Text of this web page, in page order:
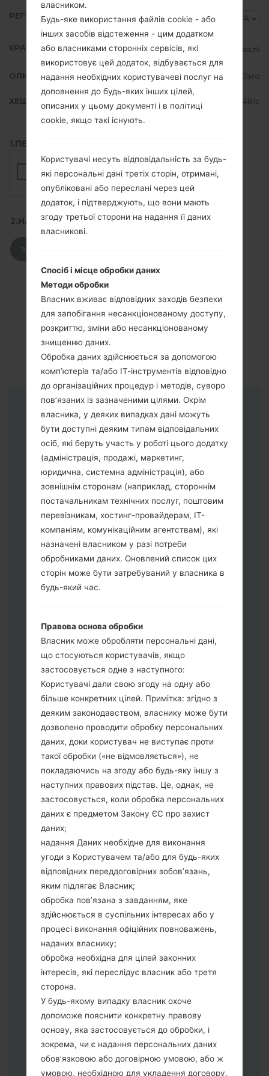
РЕГІОН ZTA
КРАЇНА Brazil
ОПИС Claro
ХЕШ 75361cd364a28c21b9f2b7a0f09c481c
1.ПЕРЕВІРТИ НАЯВНІСТЬ RECAPTCHA
2.НАТИСНІТЬ, ЩОБ ЗАВАНТАЖИТИ
Інструкції
прошивки.
Вам потрібно 1 (Вибрати 1 файл
прошивки тут) або 5 (Вибрати 5 файл
прошивки тут) файлів для прошивки:
AP: "System & Recovery"
CP: "Modem & Radio"
CSC_***: "Country & Region & Operator"
HOME_CSC_***: "Country & Region &
Operator"
Додайте усі файли у програму Odin 3.
Якщо ви хочете прошити телефон та
скинути до заводських налаштувань
оберіть CSC_***, у іншому випадку
виберіть HOME_CSC_*** для
збереження Ваших даних.
Тепер вимкніть пристрій і увійдіть у
"Download" режим. Усі методи як це
зробити:
Натисніть та утримуйти клавіші:
живлення, збільшення гучності та Bixbi.
Натисніть та утримуйте клавіші:
зменшення та збільшення гучності.
Підключивши телефон до ПК
використовуючи USB кабель.
Натисніть та утримуйти клавіші:
живлення, збільшення гучності та
додому.
Підключіть USB кабель та натисніть
клавіші: зменшення звуку та Bixbi.
Натисніть та утримуйти клавіші:
живлення та збільшення гучності.
власником.
Будь-яке використання файлів cookie - або
інших засобів відстеження - цим додатком
або власниками сторонніх сервісів, які
використовує цей додаток, відбувається для
надання необхідних користувачеві послуг на
доповнення до будь-яких інших цілей,
описаних у цьому документі і в політиці
cookie, якщо такі існують.
Користувачі несуть відповідальність за будь-
які персональні дані третіх сторін, отримані,
опубліковані або переслані через цей
додаток, і підтверджують, що вони мають
згоду третьої сторони на надання її даних
власникові.
Спосіб і місце обробки даних
Методи обробки
Власник вживає відповідних заходів безпеки
для запобігання несанкціонованому доступу,
розкриттю, зміни або несанкціонованому
знищенню даних.
Обробка даних здійснюється за допомогою
комп’ютерів та/або ІТ-інструментів відповідно
до організаційних процедур і методів, суворо
пов’язаних із зазначеними цілями. Окрім
власника, у деяких випадках дані можуть
бути доступні деяким типам відповідальних
осіб, які беруть участь у роботі цього додатку
(адміністрація, продажі, маркетинг,
юридична, системна адміністрація), або
зовнішнім сторонам (наприклад, стороннім
постачальникам технічних послуг, поштовим
перевізникам, хостинг-провайдерам, ІТ-
компаніям, комунікаційним агентствам), які
назначені власником у разі потреби
обробниками даних. Оновлений список цих
сторін може бути затребуваний у власника в
будь-який час.
Правова основа обробки
Власник може обробляти персональні дані,
що стосуються користувачів, якщо
застосовується одне з наступного:
Користувачі дали свою згоду на одну або
більше конкретних цілей. Примітка: згідно з
деяким законодавством, власнику може бути
дозволено проводити обробку персональних
даних, доки користувач не виступає проти
такої обробки («не відмовляється»), не
покладаючись на згоду або будь-яку іншу з
наступних правових підстав. Це, однак, не
застосовується, коли обробка персональних
даних є предметом Закону ЄС про захист
даних;
надання Даних необхідне для виконання
угоди з Користувачем та/або для будь-яких
відповідних переддоговірних зобов’язань,
яким підлягає Власник;
обробка пов’язана з завданням, яке
здійснюється в суспільних інтересах або у
процесі виконання офіційних повноважень,
наданих власнику;
обробка необхідна для цілей законних
інтересів, які переслідує власник або третя
сторона.
У будь-якому випадку власник охоче
допоможе пояснити конкретну правову
основу, яка застосовується до обробки, і
зокрема, чи є надання персональних даних
обов’язковою або договірною умовою, або ж
умовою, необхідною для укладення договору.